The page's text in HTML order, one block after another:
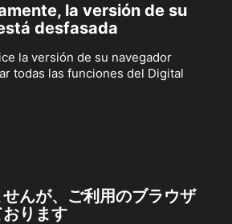
la versión de su
desfasada
la versión de su navegador
todas las funciones del Digital
んが、ご利用のブラウザ
ります